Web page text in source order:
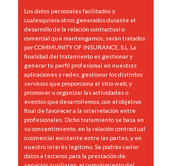
Los datos personales facilitados y
cualesquiera otros generados durante el
desarrollo de la relación contractual o
comercial que mantengamos, serán tratados
por COMMUNITY OF INSURANCE, S.L. La
finalidad del tratamiento es gestionar y
generar tu perfil profesional en nuestras
aplicaciones y redes, gestionar los distintos
servicios que proporciona el sitio web, y
promover u organizar las actividades o
eventos que desarrollemos, con el objetivo
final de favorecer a la interrelación entre
profesionales. Dicho tratamiento se basa en
su consentimiento, en la relación contractual
o comercial existente entre las partes, y en
nuestro interés legítimo. Se podrán ceder
datos a terceros para la prestación de